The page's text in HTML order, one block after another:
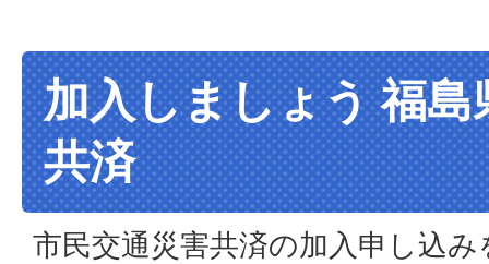
加入しましょう 福島
共済
市民交通災害共済の加入申し込